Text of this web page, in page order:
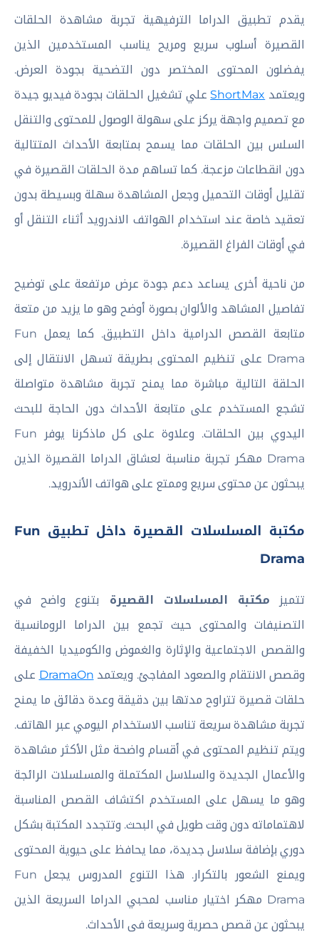
يقدم تطبيق الدراما الترفيهية تجربة مشاهدة الحلقات
القصيرة أسلوب سريع ومريح يناسب المستخدمين الذين
يفضلون المحتوى المختصر دون التضحية بجودة العرض.
ويعتمد ShortMax علي تشغيل الحلقات بجودة فيديو جيدة
مع تصميم واجهة يركز على سهولة الوصول للمحتوى والتنقل
السلس بين الحلقات مما يسمح بمتابعة الأحداث المتتالية
دون انقطاعات مزعجة. كما تساهم مدة الحلقات القصيرة في
تقليل أوقات التحميل وجعل المشاهدة سهلة وبسيطة بدون
تعقيد خاصة عند استخدام الهواتف الاندرويد أثناء التنقل أو
في أوقات الفراغ القصيرة.
من ناحية أخرى يساعد دعم جودة عرض مرتفعة على توضيح
تفاصيل المشاهد والألوان بصورة أوضح وهو ما يزيد من متعة
متابعة القصص الدرامية داخل التطبيق. كما يعمل Fun
Drama على تنظيم المحتوى بطريقة تسهل الانتقال إلى
الحلقة التالية مباشرة مما يمنح تجربة مشاهدة متواصلة
تشجع المستخدم على متابعة الأحداث دون الحاجة للبحث
اليدوي بين الحلقات. وعلاوة على كل ماذكرنا يوفر Fun
Drama مهكر تجربة مناسبة لعشاق الدراما القصيرة الذين
يبحثون عن محتوى سريع وممتع على هواتف الأندرويد.
مكتبة المسلسلات القصيرة داخل تطبيق Fun
Drama
تتميز مكتبة المسلسلات القصيرة بتنوع واضح في
التصنيفات والمحتوى حيث تجمع بين الدراما الرومانسية
والقصص الاجتماعية والإثارة والغموض والكوميديا الخفيفة
وقصص الانتقام والصعود المفاجئ. ويعتمد DramaOn على
حلقات قصيرة تتراوح مدتها بين دقيقة وعدة دقائق ما يمنح
تجربة مشاهدة سريعة تناسب الاستخدام اليومي عبر الهاتف.
ويتم تنظيم المحتوى في أقسام واضحة مثل الأكثر مشاهدة
والأعمال الجديدة والسلاسل المكتملة والمسلسلات الرائجة
وهو ما يسهل على المستخدم اكتشاف القصص المناسبة
لاهتماماته دون وقت طويل في البحث. وتتجدد المكتبة بشكل
دوري بإضافة سلاسل جديدة، مما يحافظ على حيوية المحتوى
ويمنع الشعور بالتكرار. هذا التنوع المدروس يجعل Fun
Drama مهكر اختيار مناسب لمحبي الدراما السريعة الذين
يبحثون عن قصص حصرية وسريعة فى الأحداث.